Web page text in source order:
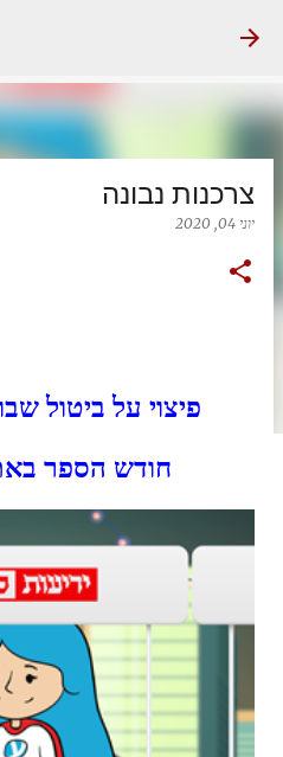
צרכנות נבונה
יוני 04, 2020
פיצוי על ביטול
חודש הספר